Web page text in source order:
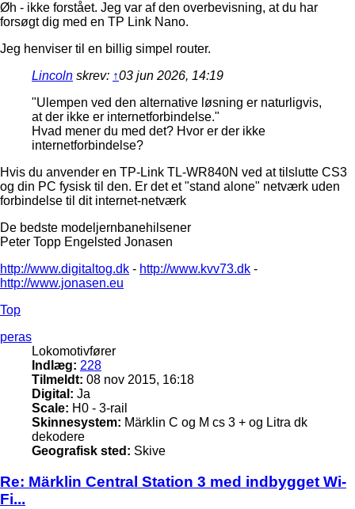
Øh - ikke forstået. Jeg var af den overbevisning, at du har
forsøgt dig med en TP Link Nano.
Jeg henviser til en billig simpel router.
Lincoln skrev: ↑03 jun 2026, 14:19
"Ulempen ved den alternative løsning er naturligvis,
at der ikke er internetforbindelse."
Hvad mener du med det? Hvor er der ikke
internetforbindelse?
Hvis du anvender en TP-Link TL-WR840N ved at tilslutte CS3
og din PC fysisk til den. Er det et "stand alone" netværk uden
forbindelse til dit internet-netværk
De bedste modeljernbanehilsener
Peter Topp Engelsted Jonasen
http://www.digitaltog.dk - http://www.kvv73.dk -
http://www.jonasen.eu
Top
peras
Lokomotivfører
Indlæg: 228
Tilmeldt: 08 nov 2015, 16:18
Digital: Ja
Scale: H0 - 3-rail
Skinnesystem: Märklin C og M cs 3 + og Litra dk
dekodere
Geografisk sted: Skive
Re: Märklin Central Station 3 med indbygget Wi-
Fi...